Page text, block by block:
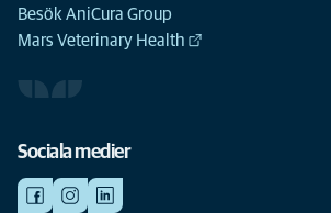
Besök AniCura Group
Mars Veterinary Health
Sociala medier